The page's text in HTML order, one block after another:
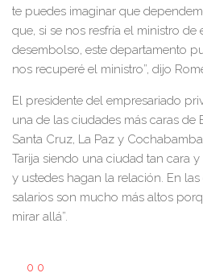
te puedes imaginar que
que, si se nos resfría el ministro
desembolso, este departamento
nos recuperé el ministro”, dijo
El presidente del empresariado
una de las ciudades más caras de
Santa Cruz, La Paz y
Tarija siendo una ciudad tan cara
y ustedes hagan la relación. En
salarios son mucho más altos
mirar allá”.
0 0